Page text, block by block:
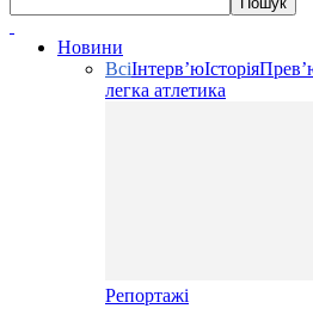
Новини
ВсіІнтерв’юІсторія
легка атлетика
Репортажі